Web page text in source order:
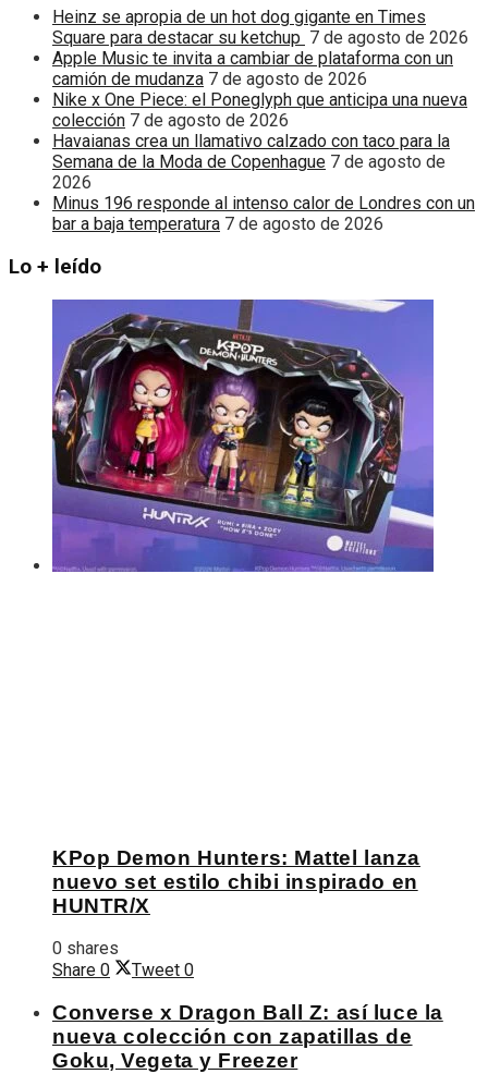
Heinz se apropia de un hot dog gigante en Times
Square para destacar su ketchup 7 de agosto de 2026
Apple Music te invita a cambiar de plataforma con un
camión de mudanza 7 de agosto de 2026
Nike x One Piece: el Poneglyph que anticipa una nueva
colección 7 de agosto de 2026
Havaianas crea un llamativo calzado con taco para la
Semana de la Moda de Copenhague 7 de agosto de
2026
Minus 196 responde al intenso calor de Londres con un
bar a baja temperatura 7 de agosto de 2026
Lo + leído
KPop Demon Hunters: Mattel lanza
nuevo set estilo chibi inspirado en
HUNTR/X
0 shares
Share 0 Tweet 0
Converse x Dragon Ball Z: así luce la
nueva colección con zapatillas de
Goku, Vegeta y Freezer